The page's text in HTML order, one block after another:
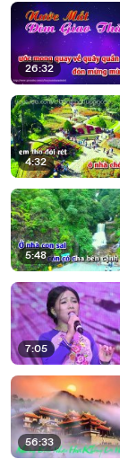
26:32
4:32
5:48
7:05
56:33